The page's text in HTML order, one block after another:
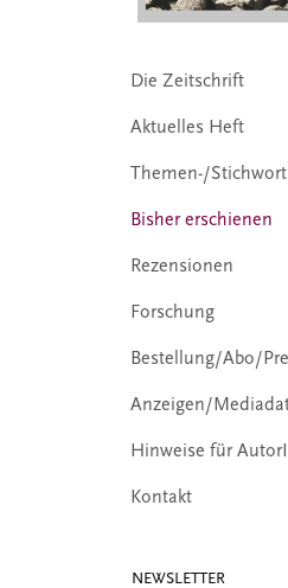
Die Zeitschrift
Aktuelles Heft
Themen-/
Bisher erschienen
Rezensionen
Forschung
Bestellung/Abo/
Anzeigen/
Hinweise für
Kontakt
NEWSLETTER